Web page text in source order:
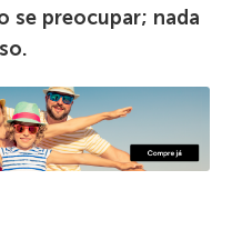
se preocupar; nada